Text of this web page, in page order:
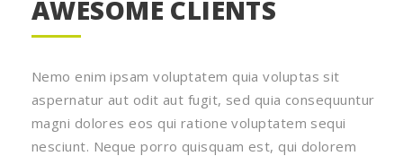
AWESOME CLIENTS
Nemo enim ipsam voluptatem quia voluptas sit
aspernatur aut odit aut fugit, sed quia consequuntur
magni dolores eos qui ratione voluptatem sequi
nesciunt. Neque porro quisquam est, qui dolorem